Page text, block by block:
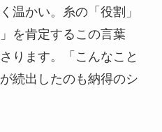
温かい。糸の「役割」
を肯定するこの言葉
ります。「こんなこと
続出したのも納得のシ